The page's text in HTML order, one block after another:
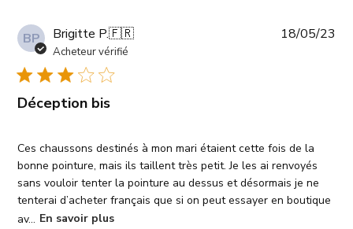
BP Brigitte P.🇫🇷
Acheteur vérifié
Déception bis
Ces chaussons destinés à mon mari étaient cette fois de la
bonne pointure, mais ils taillent très petit. Je les ai renvoyés
sans vouloir tenter la pointure au dessus et désormais je ne
tenterai d’acheter français que si on peut essayer en boutique
av... En savoir plus
18/05/23